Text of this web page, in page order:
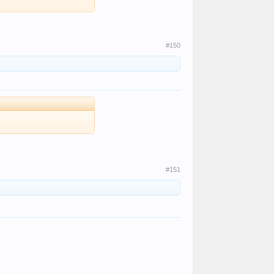
#150
#151